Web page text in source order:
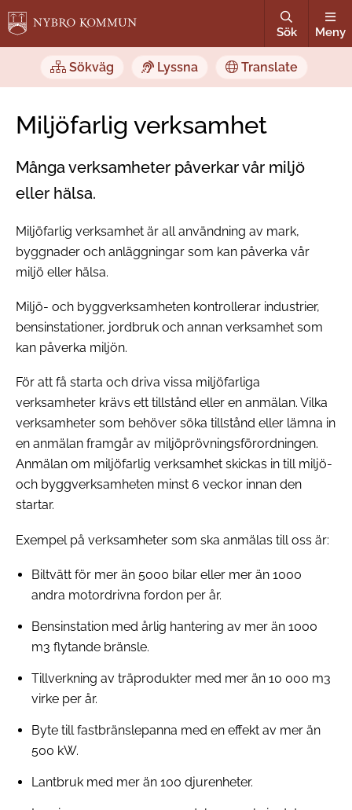
Sök Meny
Sökväg Lyssna Translate
Miljöfarlig verksamhet
Många verksamheter påverkar vår miljö
eller hälsa.
Miljöfarlig verksamhet är all användning av mark,
byggnader och anläggningar som kan påverka vår
miljö eller hälsa.
Miljö- och byggverksamheten kontrollerar industrier,
bensinstationer, jordbruk och annan verksamhet som
kan påverka miljön.
För att få starta och driva vissa miljöfarliga
verksamheter krävs ett tillstånd eller en anmälan. Vilka
verksamheter som behöver söka tillstånd eller lämna in
en anmälan framgår av miljöprövningsförordningen.
Anmälan om miljöfarlig verksamhet skickas in till miljö-
och byggverksamheten minst 6 veckor innan den
startar.
Exempel på verksamheter som ska anmälas till oss är:
Biltvätt för mer än 5000 bilar eller mer än 1000
andra motordrivna fordon per år.
Bensinstation med årlig hantering av mer än 1000
m3 flytande bränsle.
Tillverkning av träprodukter med mer än 10 000 m3
virke per år.
Byte till fastbränslepanna med en effekt av mer än
500 kW.
Lantbruk med mer än 100 djurenheter.